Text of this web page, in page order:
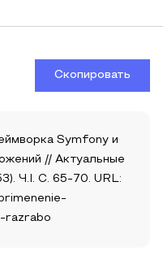
Скопировать
Symfony и
// Актуальные
Ч.I. С. 65-70. URL:
razrabo